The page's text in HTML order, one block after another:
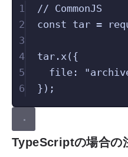
1
// CommonJS
2
const tar =
3
4
tar . x({
5
file : "
6
});
TypeScriptの場合の